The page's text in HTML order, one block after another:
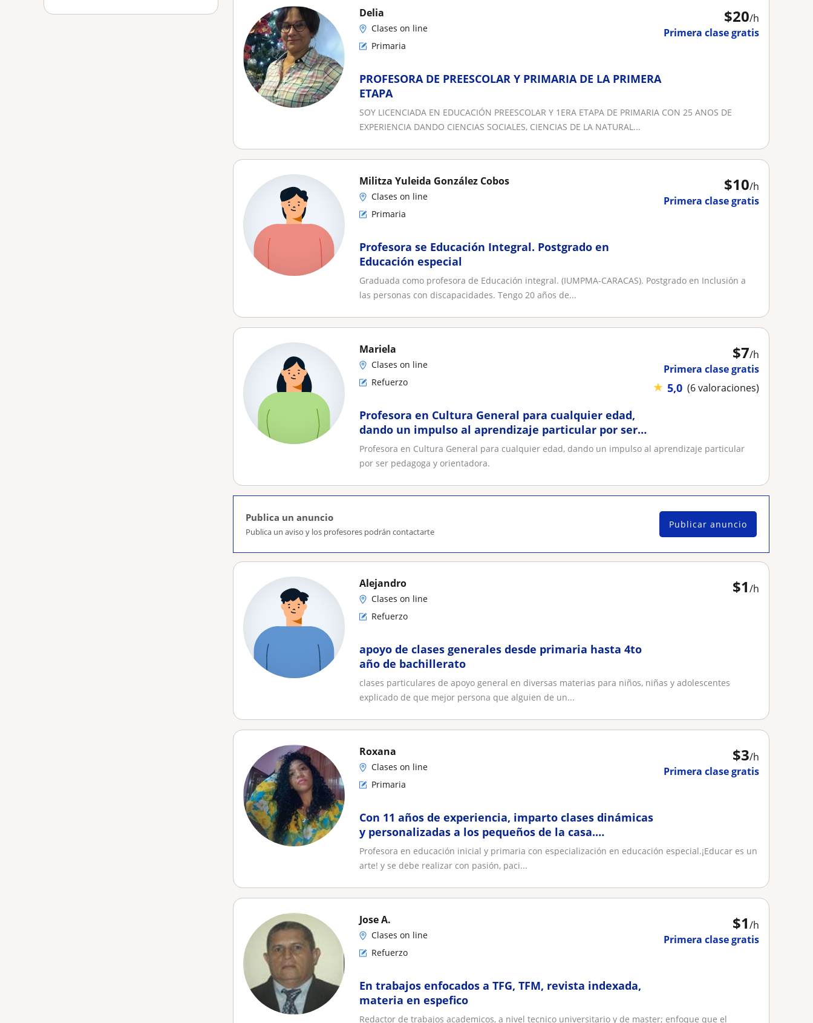
$20/h
Primera clase gratis
Delia
Clases on line
Primaria
PROFESORA DE PREESCOLAR Y PRIMARIA DE LA PRIMERA
ETAPA
SOY LICENCIADA EN EDUCACIÓN PREESCOLAR Y 1ERA ETAPA DE PRIMARIA CON 25 ANOS DE
EXPERIENCIA DANDO CIENCIAS SOCIALES, CIENCIAS DE LA NATURAL...
$10/h
Primera clase gratis
Militza Yuleida González Cobos
Clases on line
Primaria
Profesora se Educación Integral. Postgrado en
Educación especial
Graduada como profesora de Educación integral. (IUMPMA-CARACAS). Postgrado en Inclusión a
las personas con discapacidades. Tengo 20 años de...
$7/h
Primera clase gratis
★ 5,0 (6 valoraciones)
Mariela
Clases on line
Refuerzo
Profesora en Cultura General para cualquier edad,
dando un impulso al aprendizaje particular por ser
pedagoga y orientadora
Profesora en Cultura General para cualquier edad, dando un impulso al aprendizaje particular
por ser pedagoga y orientadora.
Publica un anuncio
Publica un aviso y los profesores podrán contactarte
Publicar anuncio
$1/h
Alejandro
Clases on line
Refuerzo
apoyo de clases generales desde primaria hasta 4to
año de bachillerato
clases particulares de apoyo general en diversas materias para niños, niñas y adolescentes
explicado de que mejor persona que alguien de un...
$3/h
Primera clase gratis
Roxana
Clases on line
Primaria
Con 11 años de experiencia, imparto clases dinámicas
y personalizadas a los pequeños de la casa.
¡Aprenderemos divirtiéndonos!
Profesora en educación inicial y primaria con especialización en educación especial.¡Educar es un
arte! y se debe realizar con pasión, paci...
$1/h
Primera clase gratis
Jose A.
Clases on line
Refuerzo
En trabajos enfocados a TFG, TFM, revista indexada,
materia en espefico
Redactor de trabajos academicos, a nivel tecnico universitario y de master; enfoque que el